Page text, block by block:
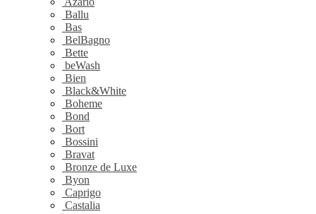
Ballu
Bas
BelBagno
Bette
beWash
Bien
Black&White
Boheme
Bond
Bort
Bossini
Bravat
Bronze de Luxe
Byon
Caprigo
Castalia